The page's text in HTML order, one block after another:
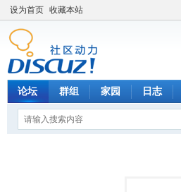
设为首页 收藏本站
论坛 群组 家园 日志